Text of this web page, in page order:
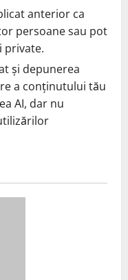
anterior ca
persoane sau pot
private.
și depunerea
a conținutului tău
AI, dar nu